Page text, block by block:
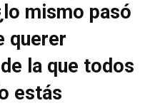
mismo pasó
querer
la que todos
estás